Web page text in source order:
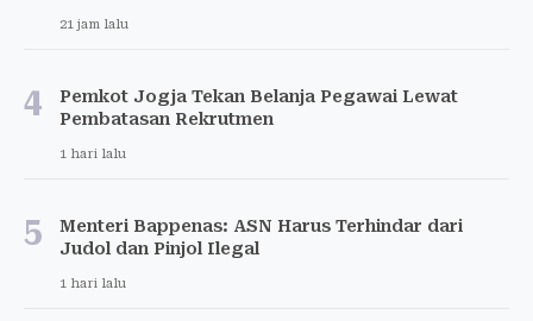
21 jam lalu
4
Pemkot Jogja Tekan Belanja Pegawai Lewat
Pembatasan Rekrutmen
1 hari lalu
5
Menteri Bappenas: ASN Harus Terhindar dari
Judol dan Pinjol Ilegal
1 hari lalu